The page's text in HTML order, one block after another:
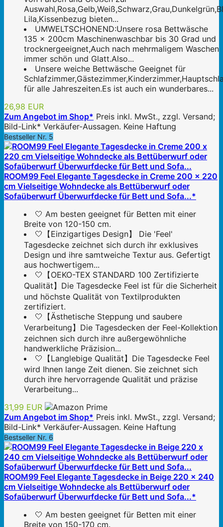
Lila,Kissenbezug bieten...
UMWELTSCHONEND:Unsere rosa Bettwäsche
135 x 200cm Maschinenwaschbar bis 30 Grad und
trocknergeeignet,Auch nach mehrmaligem Waschen
immer schön und Glatt.Also...
Unsere weiche Bettwäsche Geeignet für
für alle Jahreszeiten.Es ist auch ein wunderbares...
26,98 EUR
Zum Angebot im Shop* Preis inkl. MwSt., zzgl. Versand;
Bild-Link* Verkäufer-Aussagen. Keine Haftung
Bestseller Nr. 5
ROOM99 Feel Elegante Tagesdecke in Creme 200 x 220
cm Vielseitige Wohndecke als Bettüberwurf oder
Sofaüberwurf Überwurfdecke für Bett und Sofa...*
🤍 Am besten geeignet für Betten mit einer
Breite von 120-150 cm.
🤍【Einzigartiges Design】 Die 'Feel'
Tagesdecke zeichnet sich durch ihr exklusives
Design und ihre samtweiche Textur aus. Gefertigt
aus hochwertigem...
🤍【OEKO-TEX STANDARD 100 Zertifizierte
Qualität】Die Tagesdecke Feel ist für die Sicherheit
und höchste Qualität von Textilprodukten
zertifiziert.
🤍【Ästhetische Steppung und saubere
Verarbeitung】Die Tagesdecken der Feel-Kollektion
zeichnen sich durch ihre außergewöhnliche
handwerkliche Präzision...
🤍【Langlebige Qualität】Die Tagesdecke Feel
wird Ihnen lange Zeit dienen. Sie zeichnet sich
durch ihre hervorragende Qualität und präzise
Verarbeitung...
31,99 EUR
Zum Angebot im Shop* Preis inkl. MwSt., zzgl. Versand;
Bild-Link* Verkäufer-Aussagen. Keine Haftung
Bestseller Nr. 6
ROOM99 Feel Elegante Tagesdecke in Beige 220 x 240
cm Vielseitige Wohndecke als Bettüberwurf oder
Sofaüberwurf Überwurfdecke für Bett und Sofa...*
🤍 Am besten geeignet für Betten mit einer
Breite von 150-170 cm.